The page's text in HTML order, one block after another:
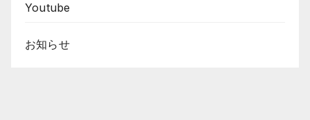
Youtube
お知らせ